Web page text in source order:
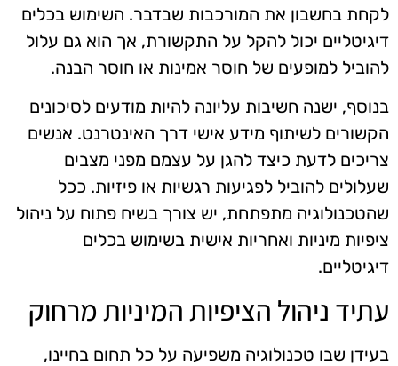
לקחת בחשבון את המורכבות שבדבר. השימוש בכלים
דיגיטליים יכול להקל על התקשורת, אך הוא גם עלול
להוביל למופעים של חוסר אמינות או חוסר הבנה.
בנוסף, ישנה חשיבות עליונה להיות מודעים לסיכונים
הקשורים לשיתוף מידע אישי דרך האינטרנט. אנשים
צריכים לדעת כיצד להגן על עצמם מפני מצבים
שעלולים להוביל לפגיעות רגשיות או פיזיות. ככל
שהטכנולוגיה מתפתחת, יש צורך בשיח פתוח על ניהול
ציפיות מיניות ואחריות אישית בשימוש בכלים
דיגיטליים.
עתיד ניהול הציפיות המיניות מרחוק
בעידן שבו טכנולוגיה משפיעה על כל תחום בחיינו,